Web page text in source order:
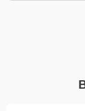
активное